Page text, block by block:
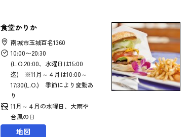
食堂かりか
南城市玉城百名1360
10:00〜20:30
(L.O.20:00、水曜日は15:00
迄) ※11月～４月は10:00～
17:30(L.O.) 季節により変動あ
り
11月～４月の水曜日、大雨や
台風の日
地図